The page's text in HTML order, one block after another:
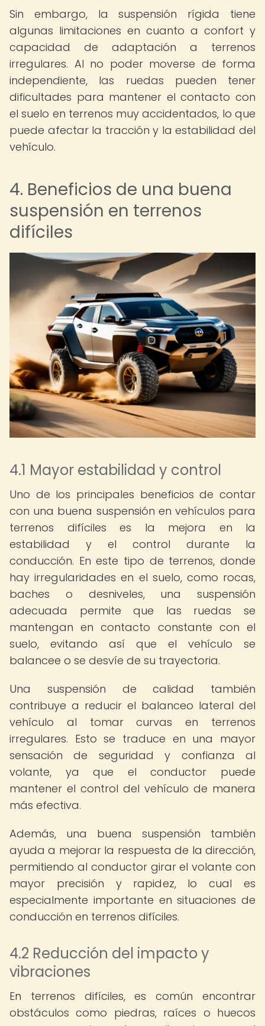
Sin embargo, la suspensión rígida tiene
algunas limitaciones en cuanto a confort y
capacidad de adaptación a terrenos
irregulares. Al no poder moverse de forma
independiente, las ruedas pueden tener
dificultades para mantener el contacto con
el suelo en terrenos muy accidentados, lo que
puede afectar la tracción y la estabilidad del
vehículo.
4. Beneficios de una buena
suspensión en terrenos
difíciles
4.1 Mayor estabilidad y control
Uno de los principales beneficios de contar
con una buena suspensión en vehículos para
terrenos difíciles es la mejora en la
estabilidad y el control durante la
conducción. En este tipo de terrenos, donde
hay irregularidades en el suelo, como rocas,
baches o desniveles, una suspensión
adecuada permite que las ruedas se
mantengan en contacto constante con el
suelo, evitando así que el vehículo se
balancee o se desvíe de su trayectoria.
Una suspensión de calidad también
contribuye a reducir el balanceo lateral del
vehículo al tomar curvas en terrenos
irregulares. Esto se traduce en una mayor
sensación de seguridad y confianza al
volante, ya que el conductor puede
mantener el control del vehículo de manera
más efectiva.
Además, una buena suspensión también
ayuda a mejorar la respuesta de la dirección,
permitiendo al conductor girar el volante con
mayor precisión y rapidez, lo cual es
especialmente importante en situaciones de
conducción en terrenos difíciles.
4.2 Reducción del impacto y
vibraciones
En terrenos difíciles, es común encontrar
obstáculos como piedras, raíces o huecos